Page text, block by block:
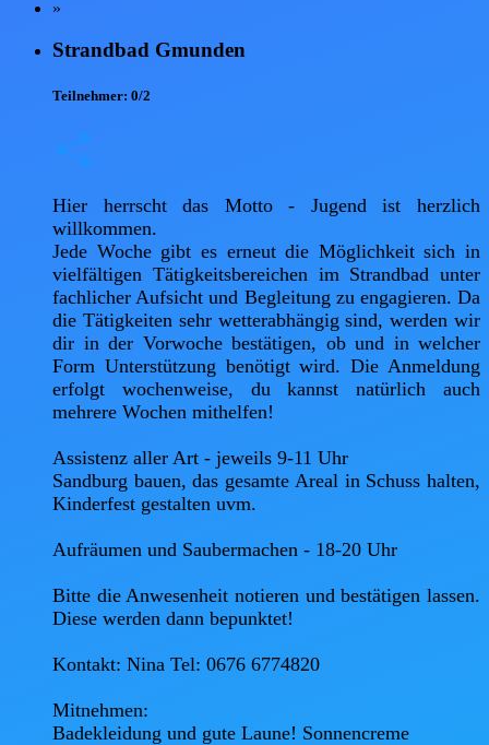
»
Strandbad Gmunden
Teilnehmer: 0/2
Hier herrscht das Motto - Jugend ist herzlich
willkommen.
Jede Woche gibt es erneut die Möglichkeit sich in
vielfältigen Tätigkeitsbereichen im Strandbad unter
fachlicher Aufsicht und Begleitung zu engagieren. Da
die Tätigkeiten sehr wetterabhängig sind, werden wir
dir in der Vorwoche bestätigen, ob und in welcher
Form Unterstützung benötigt wird. Die Anmeldung
erfolgt wochenweise, du kannst natürlich auch
mehrere Wochen mithelfen!
Assistenz aller Art - jeweils 9-11 Uhr
Sandburg bauen, das gesamte Areal in Schuss halten,
Kinderfest gestalten uvm.
Aufräumen und Saubermachen - 18-20 Uhr
Bitte die Anwesenheit notieren und bestätigen lassen.
Diese werden dann bepunktet!
Kontakt: Nina Tel: 0676 6774820
Mitnehmen:
Badekleidung und gute Laune! Sonnencreme